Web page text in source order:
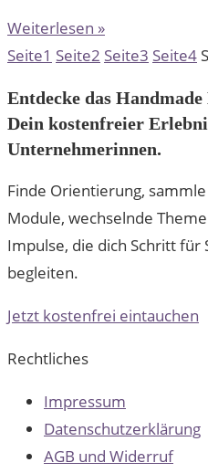
Weiterlesen »
Seite1 Seite2 Seite3 Seite4
Entdecke das
Dein kostenfreier
Unternehmerinnen.
Finde Orientierung,
Module, wechselnde
Impulse, die dich Schritt für
begleiten.
Jetzt kostenfrei eintauchen
Rechtliches
Impressum
Datenschutzerklärung
AGB und Widerruf